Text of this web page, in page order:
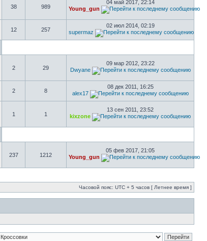
38 989
04 май 2017, 22:14
Young_gun
12 257
02 июл 2014, 02:19
supermaz
2 29
09 мар 2012, 23:22
Dwyane
2 8
08 дек 2011, 16:25
alex17
1 1
13 сен 2011, 23:52
kixzone
237 1212
05 фев 2017, 21:05
Young_gun
Часовой пояс: UTC + 5 часов [ Летнее время ]